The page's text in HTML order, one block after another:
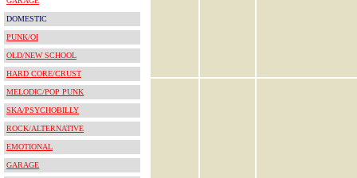
DOMESTIC
PUNK/OI
OLD/NEW SCHOOL
HARD CORE/CRUST
MELODIC/POP PUNK
SKA/PSYCHOBILLY
ROCK/ALTERNATIVE
EMOTIONAL
GARAGE